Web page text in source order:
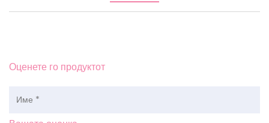
Оценете го продуктот